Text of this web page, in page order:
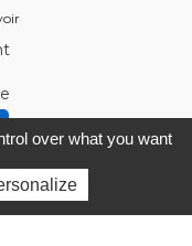
over what you want